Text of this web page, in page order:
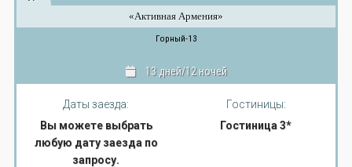
«Активная Армения»
Горный-13
13 дней/12 ночей
Даты заезда:
Вы можете выбрать
любую дату заезда по
запросу.
Гостиницы:
Гостиница 3*